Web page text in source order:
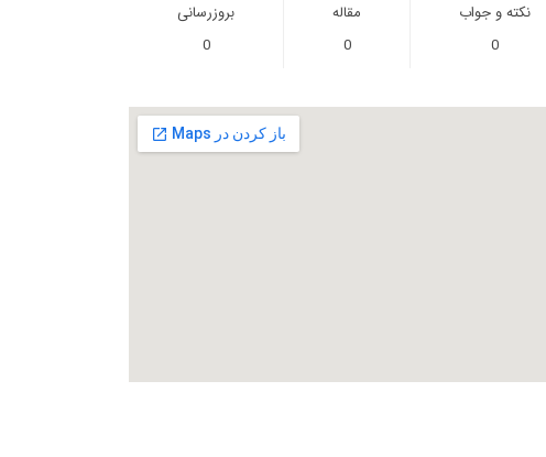
نکته و جواب
0
مقاله
0
بروزرسانی
0